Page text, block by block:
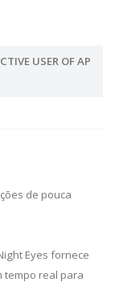
USER OF AP
de pouca
Eyes fornece
tempo real para